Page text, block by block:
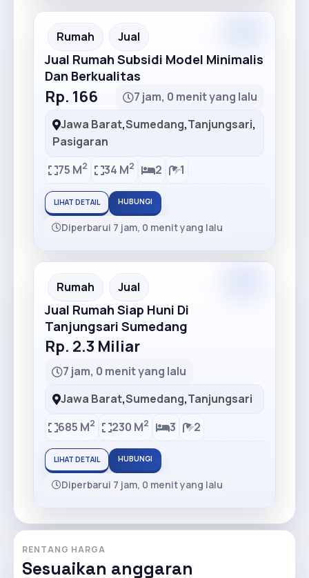
Rumah Jual
Jual Rumah Subsidi Model Minimalis
Dan Berkualitas
Rp. 166
7 jam, 0 menit yang lalu
Jawa Barat,Sumedang,Tanjungsari,
Pasigaran
75 M2 34 M2 2 1
LIHAT DETAIL HUBUNGI
Diperbarui 7 jam, 0 menit yang lalu
Rumah Jual
Jual Rumah Siap Huni Di
Tanjungsari Sumedang
Rp. 2.3 Miliar
7 jam, 0 menit yang lalu
Jawa Barat,Sumedang,Tanjungsari
685 M2 230 M2 3 2
LIHAT DETAIL HUBUNGI
Diperbarui 7 jam, 0 menit yang lalu
RENTANG HARGA
Sesuaikan anggaran